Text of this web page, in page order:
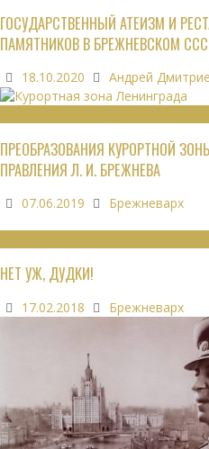
ГОСУДАРСТВЕННЫЙ АТЕИЗМ И
ПАМЯТНИКОВ В БРЕЖНЕВСКОМ
18.10.2020 Андрей
ПРЕОБРАЗОВАНИЯ КУРОРТНОЙ
ПРАВЛЕНИЯ Л. И. БРЕЖНЕВА
07.06.2019 Брежневарх
НЕТ УЖ, ДУДКИ!
17.02.2018 Брежневарх